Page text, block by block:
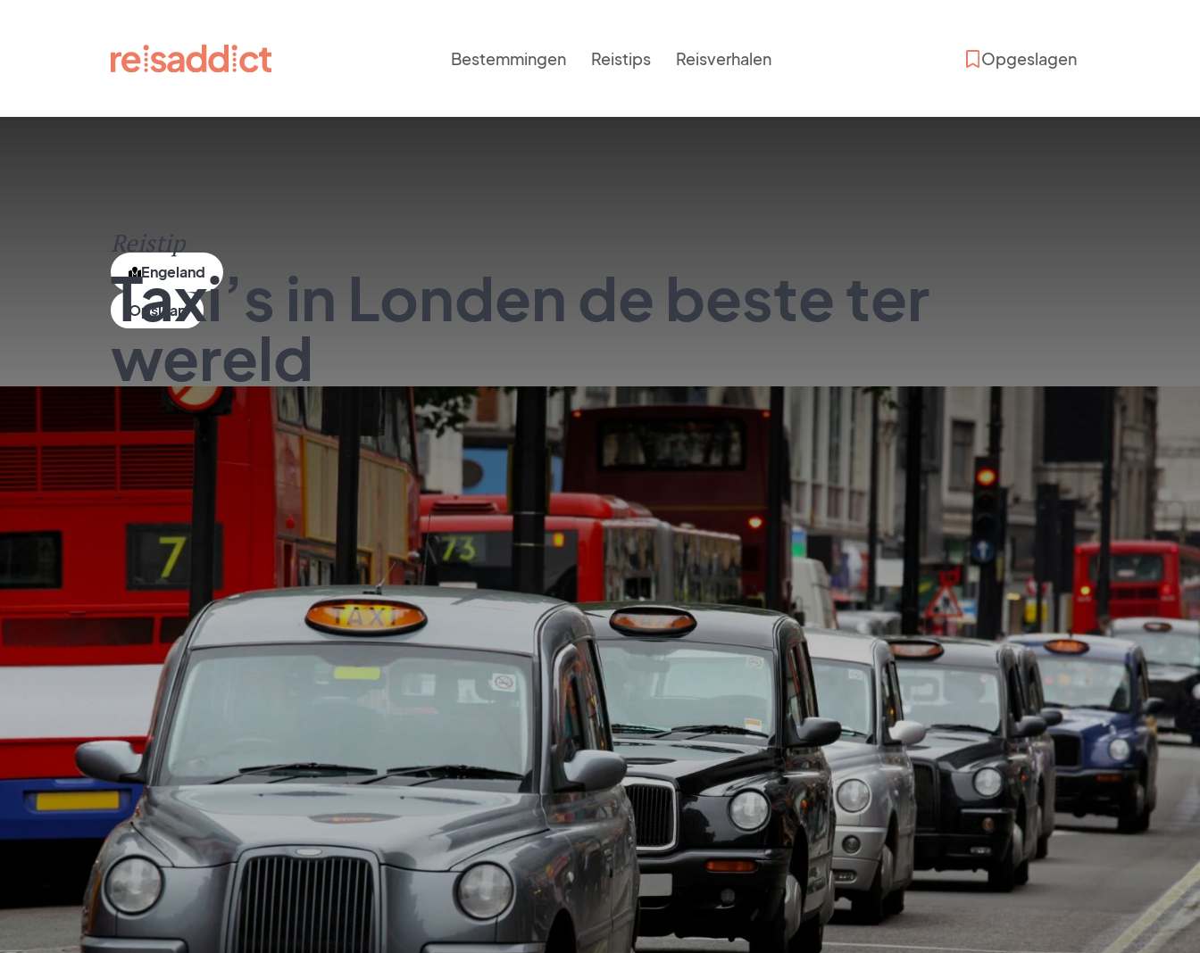
Bestemmingen Reistips Reisverhalen Opgeslagen
Engeland
Reistip
Taxi’s in Londen de beste ter
wereld